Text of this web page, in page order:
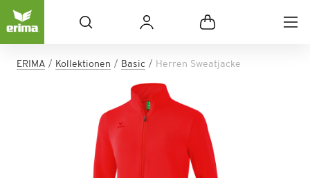
ERIMA Kollektionen Basic Herren Sweatjacke